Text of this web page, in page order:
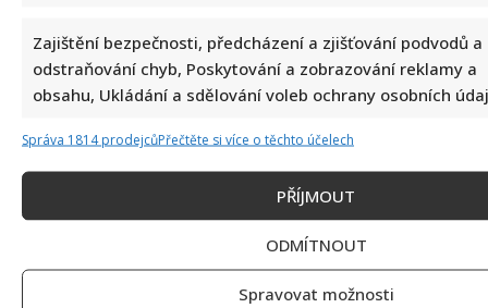
Zajištění bezpečnosti, předcházení a zjišťování podvodů a
odstraňování chyb, Poskytování a zobrazování reklamy a
obsahu, Ukládání a sdělování voleb ochrany osobních
Správa 1814 prodejcůPřečtěte si více o těchto účelech
PŘÍJMOUT
ODMÍTNOUT
Spravovat možnosti
Celebrity
Jak bydlí Jan Bendig: Domov známého zpěváka
osobností